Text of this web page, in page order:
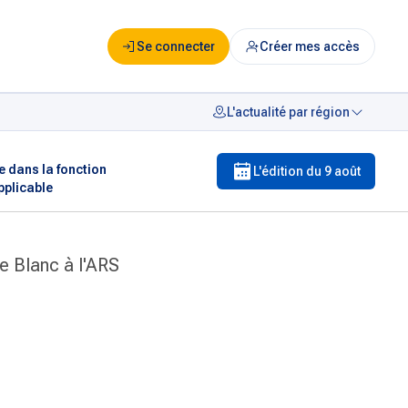
Se connecter Créer mes accès
L'actualité par région
dans la fonction
L'édition du 9 août
Blanc à l'ARS